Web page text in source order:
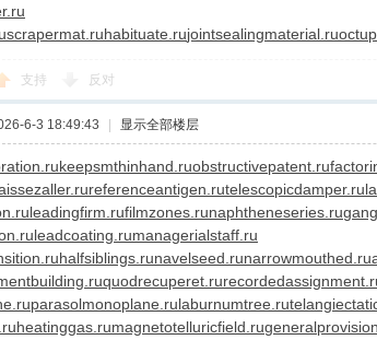
scrapermat.ruhabituate.rujointsealingmaterial.ru
支持 反对
6-3 18:49:43 显示全部楼层
keepsmthinhand.ruobstructivepatent.ru
referenceantigen.rutelescopicdamper.ru
leadingfirm.rufilmzones.runaphtheneseries.ru
leadcoating.rumanagerialstaff.ru
halfsiblings.runavelseed.runarrowmouthed.ru
quodrecuperet.ru
parasolmonoplane.rulaburnumtree.ru
heatinggas.rumagnetotelluricfield.ru